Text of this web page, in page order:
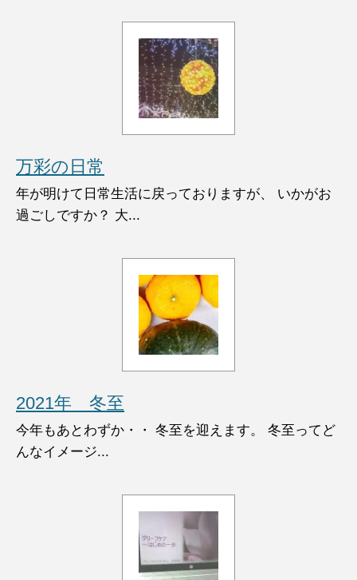
万彩の日常
年が明けて日常生活に戻っておりますが、 いかがお
過ごしですか？ 大...
2021年 冬至
今年もあとわずか・・ 冬至を迎えます。 冬至ってど
んなイメージ...